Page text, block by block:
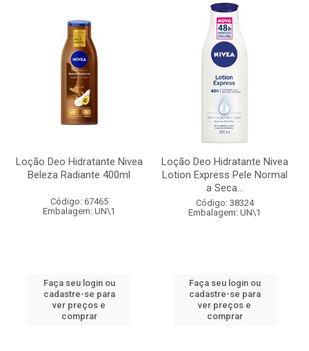
Loção Deo Hidratante Nivea
Beleza Radiante 400ml
Código: 67465
Embalagem: UN\1
Faça seu login ou
cadastre-se para
ver preços e
comprar
Loção Deo Hidratante Nivea
Lotion Express Pele Normal
a Seca...
Código: 38324
Embalagem: UN\1
Faça seu login ou
cadastre-se para
ver preços e
comprar